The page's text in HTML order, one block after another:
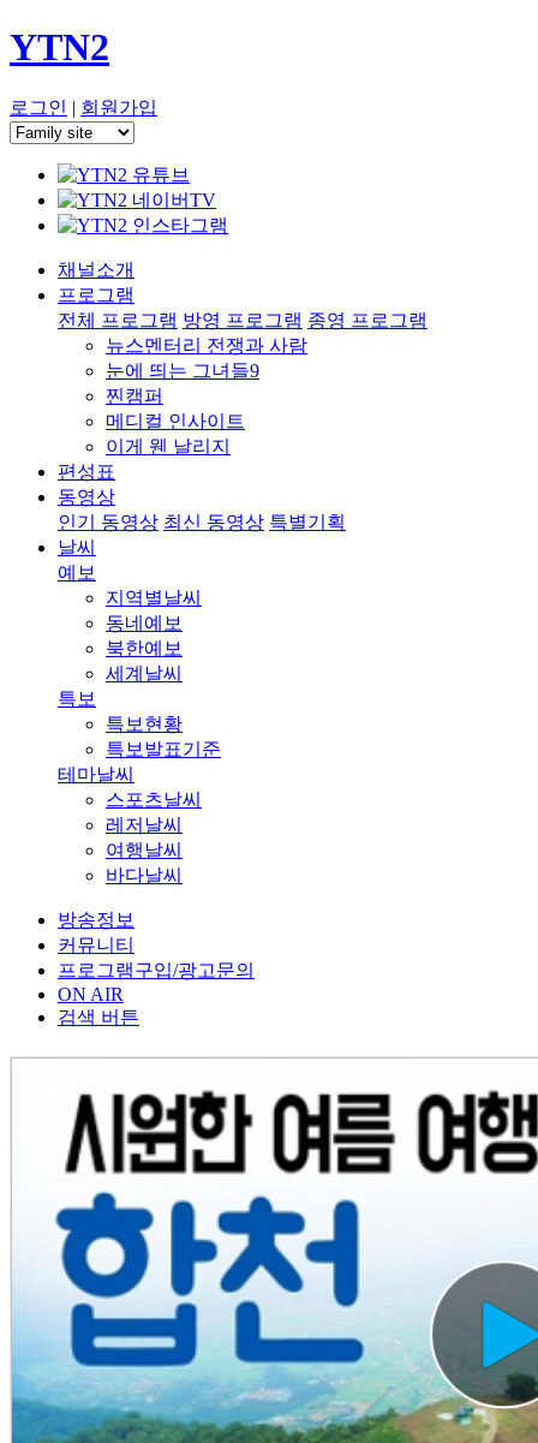
YTN2
로그인 | 회원가입
채널소개
프로그램
전체 프로그램 방영 프로그램 종영 프로그램
뉴스멘터리 전쟁과 사람
눈에 띄는 그녀들9
찐캠퍼
메디컬 인사이트
이게 웬 날리지
편성표
동영상
인기 동영상 최신 동영상 특별기획
날씨
예보
지역별날씨
동네예보
북한예보
세계날씨
특보
특보현황
특보발표기준
테마날씨
스포츠날씨
레저날씨
여행날씨
바다날씨
방송정보
커뮤니티
프로그램구입/광고문의
ON AIR
검색 버튼